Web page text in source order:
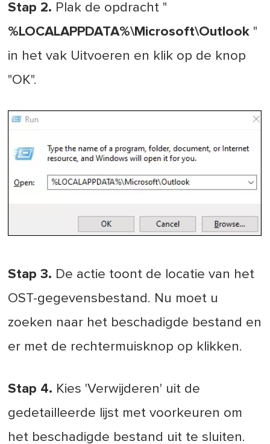
Stap 2. Plak de opdracht "
%LOCALAPPDATA%\Microsoft\Outlook "
in het vak Uitvoeren en klik op de knop
"OK".
Stap 3. De actie toont de locatie van het
OST-gegevensbestand. Nu moet u
zoeken naar het beschadigde bestand en
er met de rechtermuisknop op klikken.
Stap 4. Kies 'Verwijderen' uit de
gedetailleerde lijst met voorkeuren om
het beschadigde bestand uit te sluiten.